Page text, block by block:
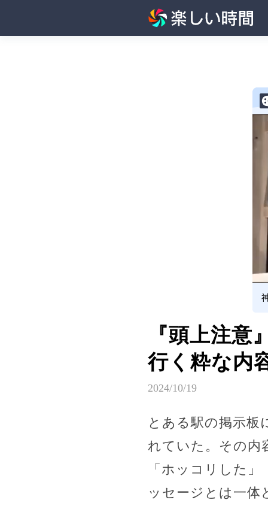
『頭上注
行く粋な内
2024/10/19
とある駅の掲示板
れていた。その内
「ホッコリした
ッセージとは一